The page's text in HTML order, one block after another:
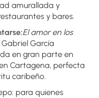
amurallada y
y bares.
El amor en los
Gabriel García
en gran parte en
Cartagena, perfecta
caribeño.
para quienes